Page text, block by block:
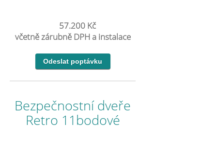
57.200 Kč
včetně zárubně DPH a instalace
Bezpečnostní dveře
Retro 11bodové